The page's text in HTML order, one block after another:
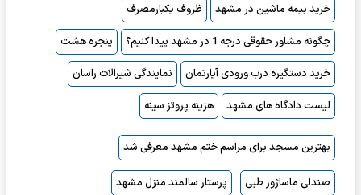
خرید بیمه ماشین در مشهد
ظروف یکبارمصرف
چگونه مشاور حقوقی درجه 1 در مشهد پیدا کنیم؟
پنجره هشت
خرید دستگیره درب ورودی آپارتمان
نمایندگی شیرالات راسان
لیست دادگاه های مشهد
هزینه پروتز سینه
بهترین مسجد برای مراسم ختم مشهد معرفی شد
صندلی ماساژور طبی پرستار سالمند منزل مشهد